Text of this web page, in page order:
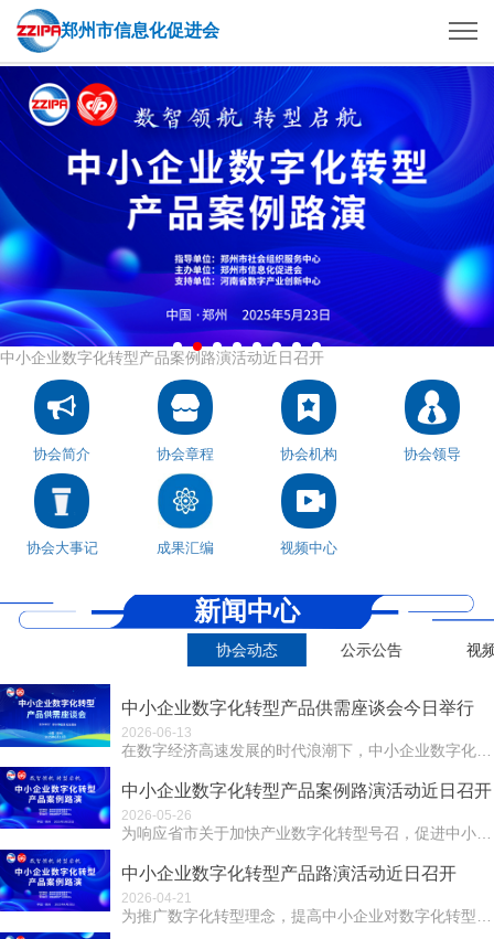
郑州市信息化促进会
中小企业数字化转型产品案例路演活动近日召开
协会简介 协会章程 协会机构 协会领导
协会大事记 成果汇编 视频中心
新闻中心
协会动态 公示公告 视
中小企业数字化转型产品供需座谈会今日举行
2026-06-13
中小企业数字化转型产品案例路演活动近日召开
2026-05-26
中小企业数字化转型产品路演活动近日召开
2026-04-21